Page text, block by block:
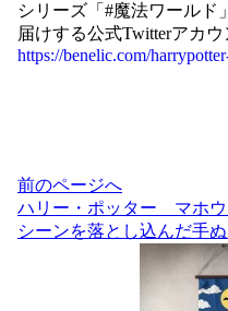
シリーズ「#魔法ワールド
届けする公式Twitterアカウ
https://benelic.com/
投
稿
ナ
前のページへ
ハリー・ポッター マホ
シーンを落とし込んだ手